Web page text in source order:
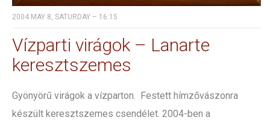
2004 MAY 8, SATURDAY – 16:15
Vízparti virágok – Lanarte
keresztszemes
Gyönyörű virágok a vízparton. Festett hímzővászonra
készült keresztszemes csendélet. 2004-ben a